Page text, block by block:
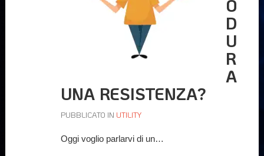
O
D
U
R
A
UNA RESISTENZA?
PUBBLICATO IN UTILITY
Oggi voglio parlarvi di un…